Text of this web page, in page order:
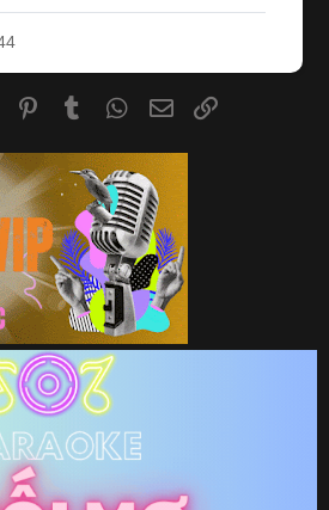
Reddit PinterestTumblr WhatsApp
Email